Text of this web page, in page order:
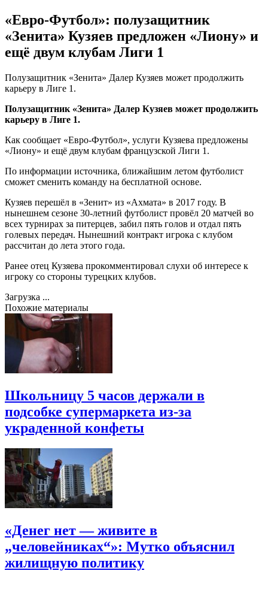
«Евро-Футбол»: полузащитник
«Зенита» Кузяев предложен «Лиону» и
ещё двум клубам Лиги 1
Полузащитник «Зенита» Далер Кузяев может продолжить
карьеру в Лиге 1.
Полузащитник «Зенита» Далер Кузяев может продолжить
карьеру в Лиге 1.
Как сообщает «Евро-Футбол», услуги Кузяева предложены
«Лиону» и ещё двум клубам французской Лиги 1.
По информации источника, ближайшим летом футболист
сможет сменить команду на бесплатной основе.
Кузяев перешёл в «Зенит» из «Ахмата» в 2017 году. В
нынешнем сезоне 30-летний футболист провёл 20 матчей во
всех турнирах за питерцев, забил пять голов и отдал пять
голевых передач. Нынешний контракт игрока с клубом
рассчитан до лета этого года.
Ранее отец Кузяева прокомментировал слухи об интересе к
игроку со стороны турецких клубов.
Загрузка ...
Похожие материалы
Школьницу 5 часов держали в
подсобке супермаркета из-за
украденной конфеты
«Денег нет — живите в
„человейниках“»: Мутко объяснил
жилищную политику